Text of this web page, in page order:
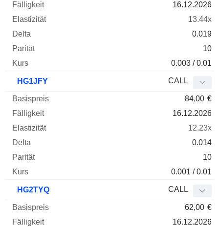
16.12.2026
13.44x
0.019
10
0.003 / 0.01
HG1JFY CALL
84,00 €
16.12.2026
12.23x
0.014
10
0.001 / 0.01
HG2TYQ CALL
62,00 €
16.12.2026